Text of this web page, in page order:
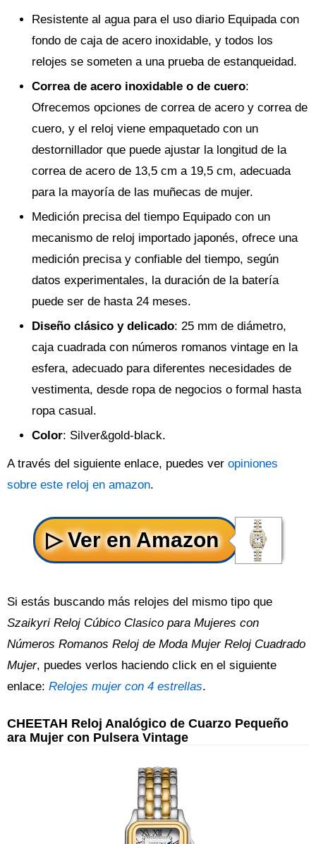
Resistente al agua para el uso diario Equipada con
fondo de caja de acero inoxidable, y todos los
relojes se someten a una prueba de estanqueidad.
Correa de acero inoxidable o de cuero:
Ofrecemos opciones de correa de acero y correa de
cuero, y el reloj viene empaquetado con un
destornillador que puede ajustar la longitud de la
correa de acero de 13,5 cm a 19,5 cm, adecuada
para la mayoría de las muñecas de mujer.
Medición precisa del tiempo Equipado con un
mecanismo de reloj importado japonés, ofrece una
medición precisa y confiable del tiempo, según
datos experimentales, la duración de la batería
puede ser de hasta 24 meses.
Diseño clásico y delicado: 25 mm de diámetro,
caja cuadrada con números romanos vintage en la
esfera, adecuado para diferentes necesidades de
vestimenta, desde ropa de negocios o formal hasta
ropa casual.
Color: Silver&gold-black.
A través del siguiente enlace, puedes ver opiniones
sobre este reloj en amazon.
Si estás buscando más relojes del mismo tipo que
Szaikyri Reloj Cúbico Clasico para Mujeres con
Números Romanos Reloj de Moda Mujer Reloj Cuadrado
Mujer, puedes verlos haciendo click en el siguiente
enlace: Relojes mujer con 4 estrellas.
CHEETAH Reloj Analógico de Cuarzo Pequeño
ara Mujer con Pulsera Vintage